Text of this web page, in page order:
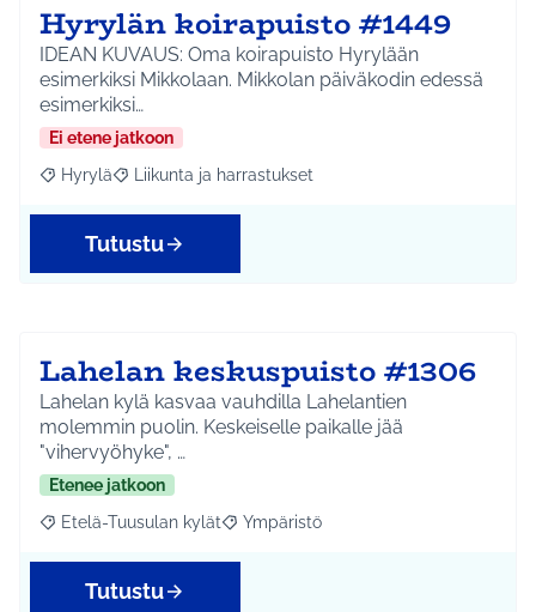
Hyrylän koirapuisto #1449
IDEAN KUVAUS: Oma koirapuisto Hyrylään
esimerkiksi Mikkolaan. Mikkolan päiväkodin edessä
esimerkiksi…
Ei etene jatkoon
Rajaa tulokset aihepiirin mukaan: Hyrylä
Hyrylä Rajaa tulokset teeman mukaan: Liikunta ja
Liikunta ja harrastukset
Tutustu
Lahelan keskuspuisto #1306
Lahelan kylä kasvaa vauhdilla Lahelantien
molemmin puolin. Keskeiselle paikalle jää
"vihervyöhyke", …
Etenee jatkoon
Rajaa tulokset aihepiirin mukaan: Etelä-Tuusulan kylät
Etelä-Tuusulan kylät Rajaa tulokset teeman mukaan:
Ympäristö
Tutustu